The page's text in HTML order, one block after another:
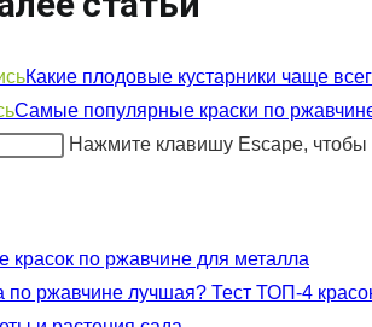
Какие плодовые кустарники чаще
Самые популярные краски по
Нажмите клавишу Escape, чтобы
по ржавчине лучшая? Тест ТОП-4